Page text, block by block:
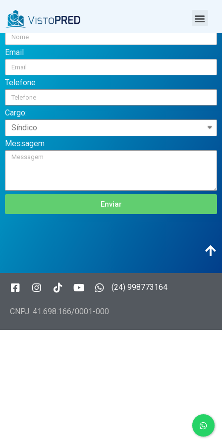
Nome
Email
Telefone
Cargo:
Messagem
Enviar
(24) 998773164
CNPJ: 41.698.166/0001-000